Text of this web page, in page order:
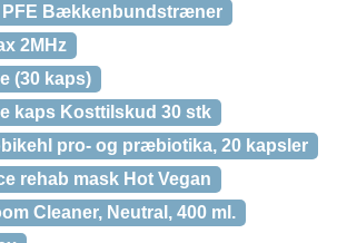
PFE Bækkenbundstræner
2MHz
(30 kaps)
kaps Kosttilskud 30 stk
pro- og præbiotika, 20 kapsler
rehab mask Hot Vegan
Cleaner, Neutral, 400 ml.